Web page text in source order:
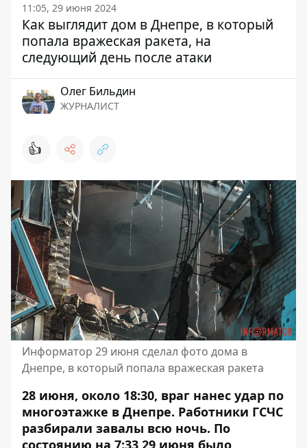
11:05, 29 июня 2024
Как выглядит дом в Днепре, в который
попала вражеская ракета, на
следующий день после атаки
Олег Бильдин
ЖУРНАЛИСТ
👍
Информатор 29 июня сделал фото дома в
Днепре, в который попала вражеская ракета
28 июня, около 18:30, враг нанес удар по
многоэтажке в Днепре. Работники ГСЧС
разбирали завалы всю ночь. По
состоянию на 7:33 29 июня было